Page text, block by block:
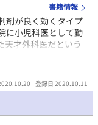
書籍情報
剤が良く効くタイプ
に小児科医として勤
天才外科医だという
効いていた抑制剤
求めるオメガの熱を
ガにも心動かされる
で── 表紙素材
登録日 2020.10.11